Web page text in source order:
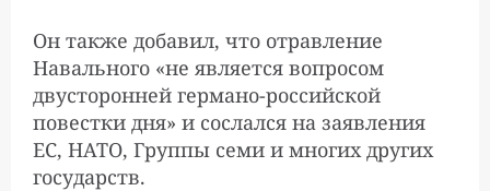
Он также добавил, что отравление
Навального «не является вопросом
двусторонней германо-российской
повестки дня» и сослался на заявления
ЕС, НАТО, Группы семи и многих других
государств.